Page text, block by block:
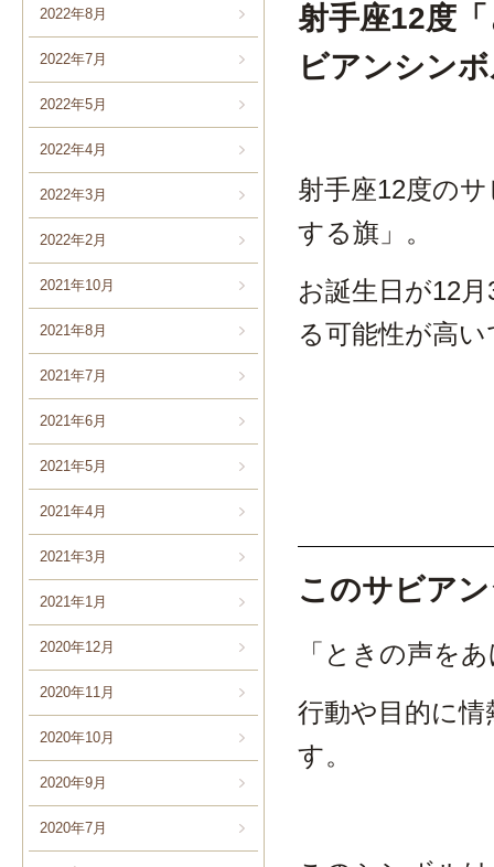
2022年8月
2022年7月
2022年5月
2022年4月
2022年3月
2022年2月
2021年10月
2021年8月
2021年7月
2021年6月
2021年5月
2021年4月
2021年3月
2021年1月
2020年12月
2020年11月
2020年10月
2020年9月
2020年7月
射手座12度
ビアンシン
射手座12度の
する旗」。
お誕生日が12
る可能性が高
このサビア
「ときの声を
行動や目的に
す。